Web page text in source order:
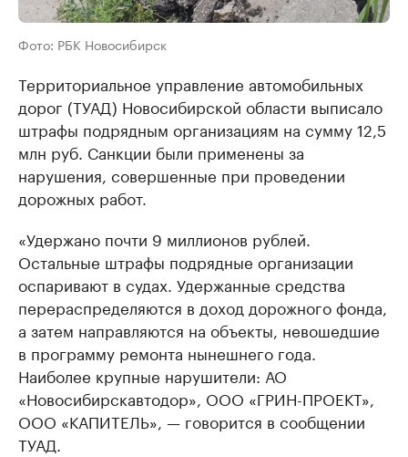
Фото: РБК Новосибирск
Территориальное управление автомобильных
дорог (ТУАД) Новосибирской области выписало
штрафы подрядным организациям на сумму 12,5
млн руб. Санкции были применены за
нарушения, совершенные при проведении
дорожных работ.
«Удержано почти 9 миллионов рублей.
Остальные штрафы подрядные организации
оспаривают в судах. Удержанные средства
перераспределяются в доход дорожного фонда,
а затем направляются на объекты, невошедшие
в программу ремонта нынешнего года.
Наиболее крупные нарушители: АО
«Новосибирскавтодор», ООО «ГРИН-ПРОЕКТ»,
ООО «КАПИТЕЛЬ», — говорится в сообщении
ТУАД.